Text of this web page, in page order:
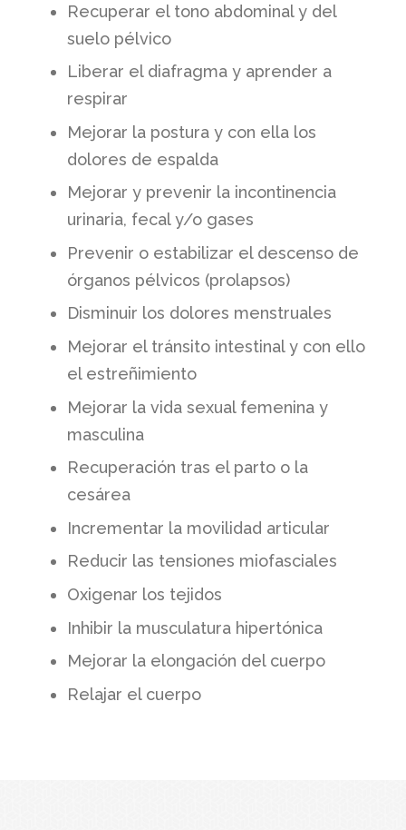
Recuperar el tono abdominal y del
suelo pélvico
Liberar el diafragma y aprender a
respirar
Mejorar la postura y con ella los
dolores de espalda
Mejorar y prevenir la incontinencia
urinaria, fecal y/o gases
Prevenir o estabilizar el descenso de
órganos pélvicos (prolapsos)
Disminuir los dolores menstruales
Mejorar el tránsito intestinal y con ello
el estreñimiento
Mejorar la vida sexual femenina y
masculina
Recuperación tras el parto o la
cesárea
Incrementar la movilidad articular
Reducir las tensiones miofasciales
Oxigenar los tejidos
Inhibir la musculatura hipertónica
Mejorar la elongación del cuerpo
Relajar el cuerpo